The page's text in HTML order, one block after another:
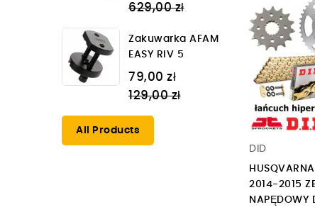
price
629,00 zł
Zakuwarka AFAM
EASY RIV 5
79,00 złRegular
price
129,00 zł
All Products
DID
2014-2015
NAPĘDOWY